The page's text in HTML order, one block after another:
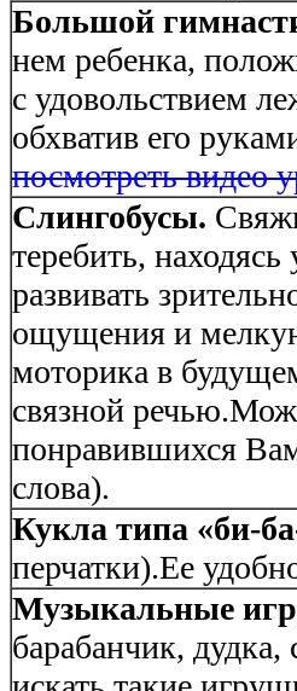
Большой
нем ребенка,
с удовольствием
обхватив его
посмотреть видео
Слингобусы.
теребить,
развивать
ощущения и
моторика в
связной
понравившихся
слова).
Кукла типа «би-
перчатки).Ее
Музыкальные
барабанчик,